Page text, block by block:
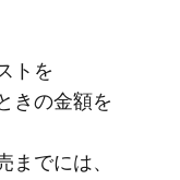
トを​
きの​金額を​
までには、​